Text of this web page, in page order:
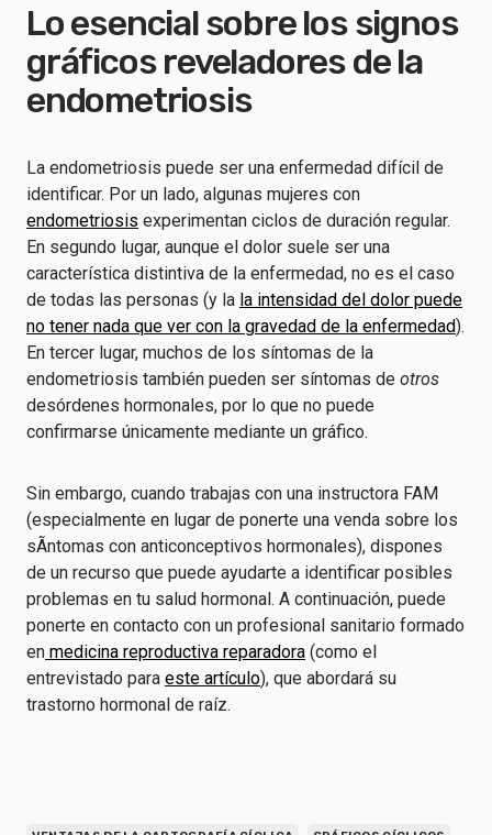
Lo esencial sobre los signos
gráficos reveladores de la
endometriosis
La endometriosis puede ser una enfermedad difícil de
identificar. Por un lado, algunas mujeres con
endometriosis experimentan ciclos de duración regular.
En segundo lugar, aunque el dolor suele ser una
característica distintiva de la enfermedad, no es el caso
de todas las personas (y la la intensidad del dolor puede
no tener nada que ver con la gravedad de la enfermedad).
En tercer lugar, muchos de los síntomas de la
endometriosis también pueden ser síntomas de otros
desórdenes hormonales, por lo que no puede
confirmarse únicamente mediante un gráfico.
Sin embargo, cuando trabajas con una instructora FAM
(especialmente en lugar de ponerte una venda sobre los
sÃntomas con anticonceptivos hormonales), dispones
de un recurso que puede ayudarte a identificar posibles
problemas en tu salud hormonal. A continuación, puede
ponerte en contacto con un profesional sanitario formado
en medicina reproductiva reparadora (como el
entrevistado para este artículo), que abordará su
trastorno hormonal de raíz.